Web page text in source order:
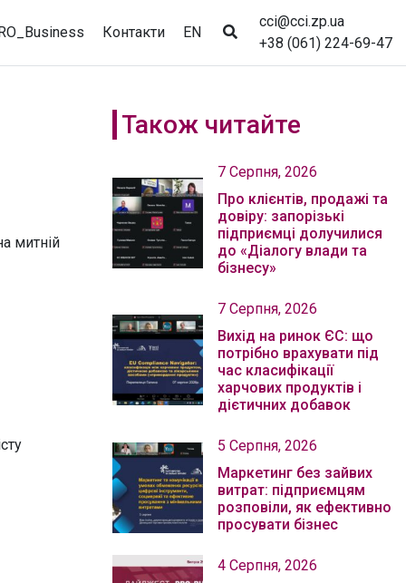
Контакти EN
cci@cci.zp.ua
+38 (061) 224-69-47
митній
Також читайте
7 Серпня, 2026
Про клієнтів, продажі та
довіру: запорізькі
підприємці долучилися
до «Діалогу влади та
бізнесу»
7 Серпня, 2026
Вихід на ринок ЄС: що
потрібно врахувати під
час класифікації
харчових продуктів і
дієтичних добавок
5 Серпня, 2026
Маркетинг без зайвих
витрат: підприємцям
розповіли, як ефективно
просувати бізнес
4 Серпня, 2026